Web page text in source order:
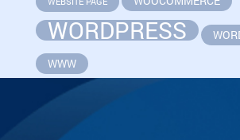
WORDPRESS
WWW